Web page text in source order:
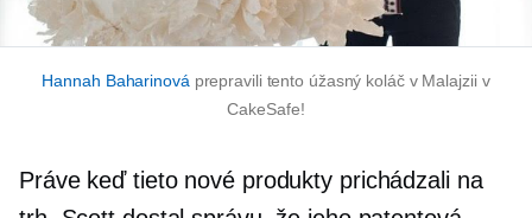
Hannah Baharinová prepravili tento úžasný koláč v Malajzii v
CakeSafe!
Práve keď tieto nové produkty prichádzali na